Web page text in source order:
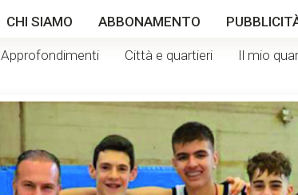
CHI SIAMO ABBONAMENTO
Approfondimenti Città e quartieri Il mio